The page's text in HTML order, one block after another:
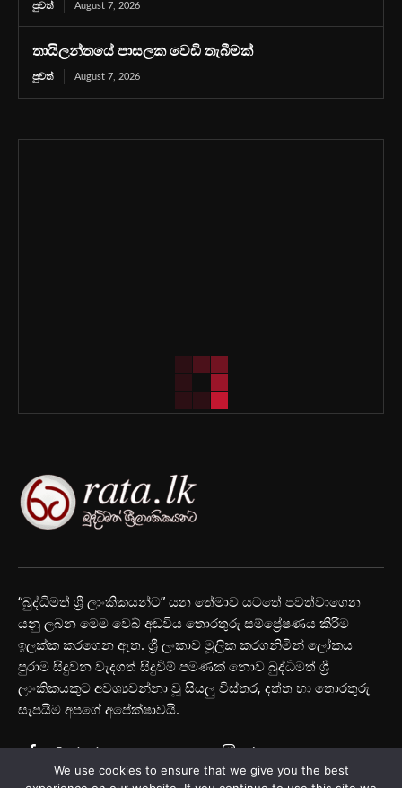
පුවත් August 7, 2026
තායිලන්තයේ පාසලක වෙඩි තැබීමක්
පුවත් August 7, 2026
“බුද්ධිමත් ශ්‍රී ලාංකිකයන්ට” යන තේමාව යටතේ පවත්වාගෙන
යනු ලබන මෙම වෙබ් අඩවිය තොරතුරු සම්ප්‍රේෂණය කිරීම
ඉලක්ක කරගෙන ඇත. ශ්‍රී ලංකාව මූලික කරගනිමින් ලෝකය
පුරාම සිදුවන වැදගත් සිදුවීම් පමණක් නොව බුද්ධිමත් ශ්‍රී
ලාංකිකයකුට අවශ්‍යවන්නා වූ සියලු විස්තර, දත්ත හා තොරතුරු
සැපයීම අපගේ අපේක්ෂාවයි.
Youtube
We use cookies to ensure that we give you the best